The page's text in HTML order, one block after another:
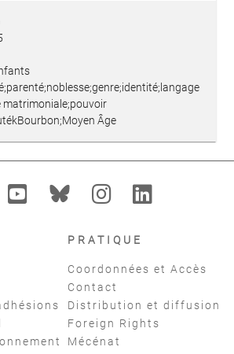
matrimoniale;pouvoir
Âge
PRATIQUE
Coordonnées et Accès
Contact
Distribution et diffusion
Foreign Rights
Mécénat